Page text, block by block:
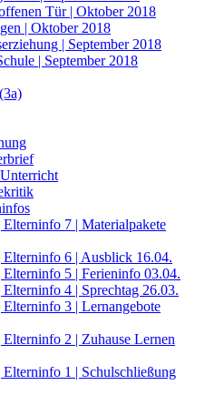
Tür | Oktober 2018
| Oktober 2018
| September 2018
| September 2018
Elterninfo 7 | Materialpakete
Elterninfo 6 | Ausblick 16.04.
Elterninfo 5 | Ferieninfo 03.04.
Elterninfo 4 | Sprechtag 26.03.
Elterninfo 3 | Lernangebote
Elterninfo 2 | Zuhause Lernen
Elterninfo 1 | Schulschließung